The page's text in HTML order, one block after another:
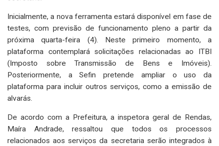
Inicialmente, a nova ferramenta estará disponível em fase de
testes, com previsão de funcionamento pleno a partir da
próxima quarta-feira (4). Neste primeiro momento, a
plataforma contemplará solicitações relacionadas ao ITBI
(Imposto sobre Transmissão de Bens e Imóveis).
Posteriormente, a Sefin pretende ampliar o uso da
plataforma para incluir outros serviços, como a emissão de
alvarás.
De acordo com a Prefeitura, a inspetora geral de Rendas,
Maíra Andrade, ressaltou que todos os processos
relacionados aos serviços da secretaria serão integrados à